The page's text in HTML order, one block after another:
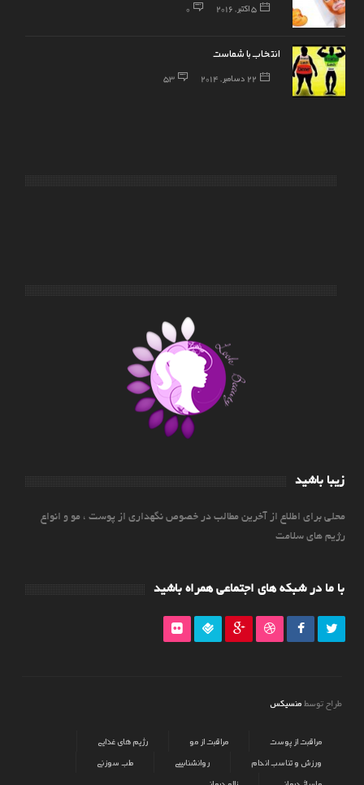
5 اکتبر, 2016 0
انتخاب با شماست
22 دسامبر, 2014 53
زیبا باشید
محلی برای اطلاع از آخرین مطالب در خصوص نگهداری از پوست ، مو و انواع
رژیم های سلامت
با ما در شبکه های اجتماعی همراه باشید
طراح توسط منسیکس
مراقبت از پوست مراقبت از مو
رژیم های غذایی
ورزش و تناسب اندام
روانشناسی
طب سوزنی